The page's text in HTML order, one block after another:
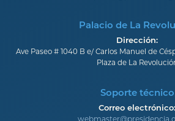
Palacio de La
Dirección:
Ave Paseo # 1040 B e/ Carlos Manuel de
Plaza de La
Soporte técnico
Correo electrónico: